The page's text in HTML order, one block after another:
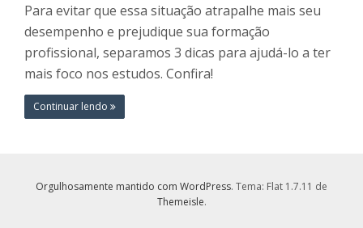
Para evitar que essa situação atrapalhe mais seu
desempenho e prejudique sua formação
profissional, separamos 3 dicas para ajudá-lo a ter
mais foco nos estudos. Confira!
Continuar lendo
Orgulhosamente mantido com WordPress. Tema: Flat 1.7.11 de
Themeisle.